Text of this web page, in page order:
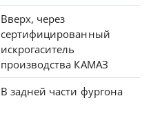
Вверх, через
сертифицированный
искрогаситель
производства КАМАЗ
В задней части фургона